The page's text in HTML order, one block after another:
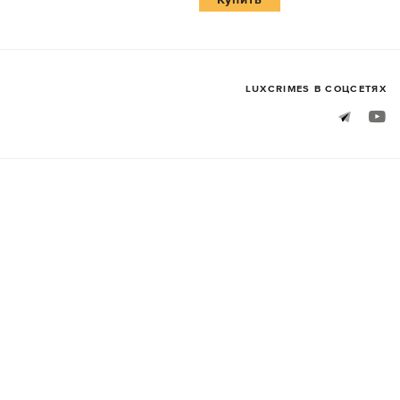
LUXСRIMES В СОЦСЕТЯХ